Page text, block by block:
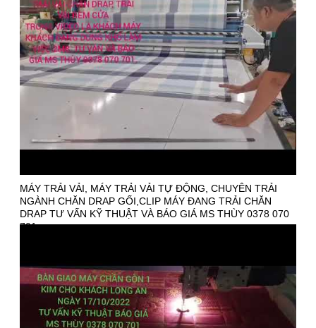
MÁY TRẢI VẢI, MÁY TRẢI VẢI TỰ ĐỘNG, CHUYÊN TRẢI
NGÀNH CHĂN DRAP GỐI,CLIP MÁY ĐANG TRẢI CHĂN
DRAP TƯ VẤN KỸ THUẬT VÀ BÁO GIÁ MS THÙY 0378 070
701.